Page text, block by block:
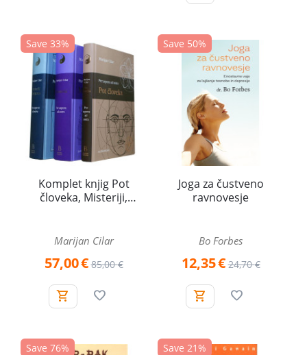
Save 33%
Komplet knjig Pot
človeka, Misteriji,
Marijan Cilar
57,00€ 85,00 €
Save 50%
Joga za čustveno
ravnovesje
Bo Forbes
12,35€ 24,70 €
Save 76% Save 21%